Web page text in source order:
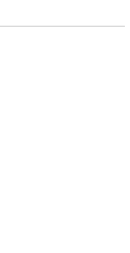
นอื่นต้องยอมรับในตัวตน
หมือนกัน 100% เด็กแต่ละ
องเด็กข้างต้นเป็นการ
ม่ต้องหมั่นสังเกตและใส่ใจ
บการเลี้ยงดูที่เหมาะสมและ
ปในอนาคต